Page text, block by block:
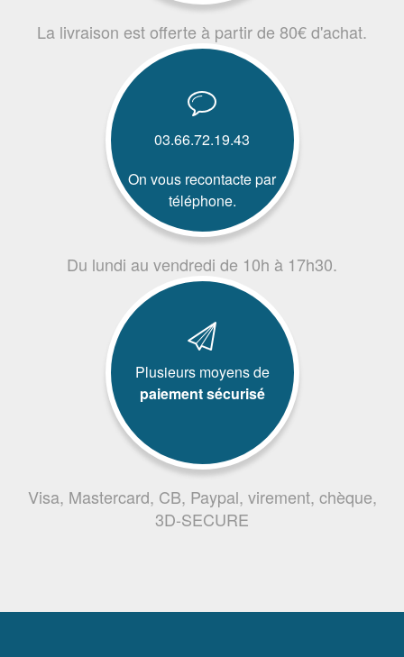
La livraison est offerte à partir de 80€ d'achat.
03.66.72.19.43
On vous recontacte par
téléphone.
Du lundi au vendredi de 10h à 17h30.
Plusieurs moyens de
paiement sécurisé
Visa, Mastercard, CB, Paypal, virement, chèque,
3D-SECURE